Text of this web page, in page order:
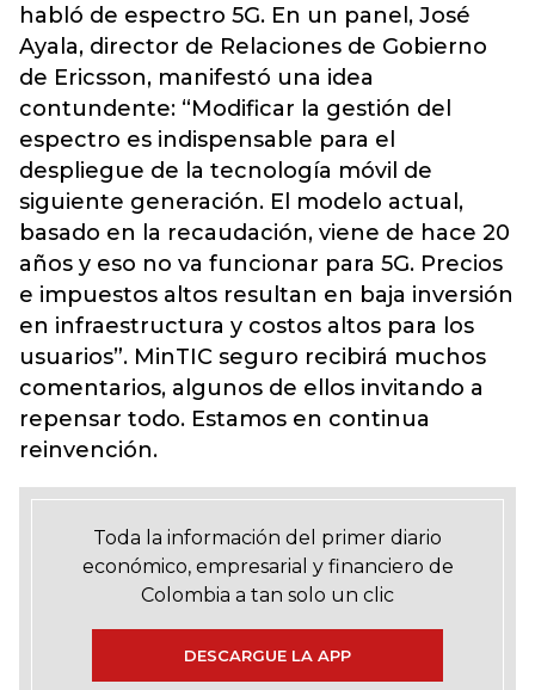
habló de espectro 5G. En un panel, José
Ayala, director de Relaciones de Gobierno
de Ericsson, manifestó una idea
contundente: “Modificar la gestión del
espectro es indispensable para el
despliegue de la tecnología móvil de
siguiente generación. El modelo actual,
basado en la recaudación, viene de hace 20
años y eso no va funcionar para 5G. Precios
e impuestos altos resultan en baja inversión
en infraestructura y costos altos para los
usuarios”. MinTIC seguro recibirá muchos
comentarios, algunos de ellos invitando a
repensar todo. Estamos en continua
reinvención.
Toda la información del primer diario
económico, empresarial y financiero de
Colombia a tan solo un clic
DESCARGUE LA APP